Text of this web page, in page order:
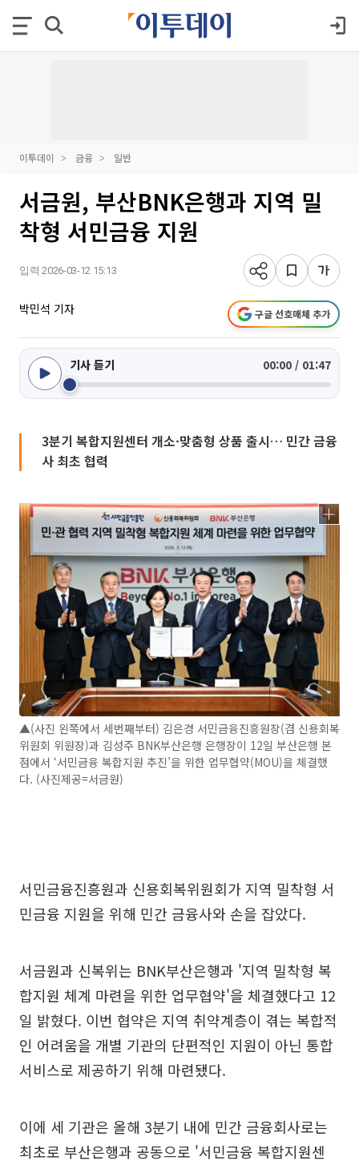
이투데이 금융 일반
서금원, 부산BNK은행과 지역 밀
착형 서민금융 지원
입력 2026-03-12 15:13
박민석 기자 구글 선호매체 추가
기사 듣기 00:00 / 01:47
3분기 복합지원센터 개소·맞춤형 상품 출시… 민간 금융
사 최초 협력
▲(사진 왼쪽에서 세번째부터) 김은경 서민금융진흥원장(겸 신용회복
위원회 위원장)과 김성주 BNK부산은행 은행장이 12일 부산은행 본
점에서 ‘서민금융 복합지원 추진’을 위한 업무협약(MOU)을 체결했
다. (사진제공=서금원)
서민금융진흥원과 신용회복위원회가 지역 밀착형 서
민금융 지원을 위해 민간 금융사와 손을 잡았다.
서금원과 신복위는 BNK부산은행과 '지역 밀착형 복
합지원 체계 마련을 위한 업무협약'을 체결했다고 12
일 밝혔다. 이번 협약은 지역 취약계층이 겪는 복합적
인 어려움을 개별 기관의 단편적인 지원이 아닌 통합
서비스로 제공하기 위해 마련됐다.
이에 세 기관은 올해 3분기 내에 민간 금융회사로는
최초로 부산은행과 공동으로 '서민금융 복합지원센